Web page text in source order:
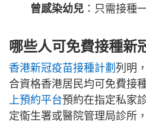
曾感染幼兒 ：只需接種
哪些人可免費接種新
香港新冠疫苗接種計劃 列明
合資格香港居民均可免費接
上預約平台預約在指定私家
定衞生署或醫院管理局診所